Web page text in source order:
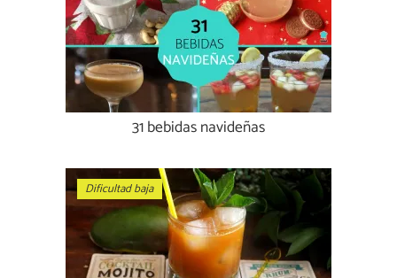
31 bebidas navideñas
Dificultad baja